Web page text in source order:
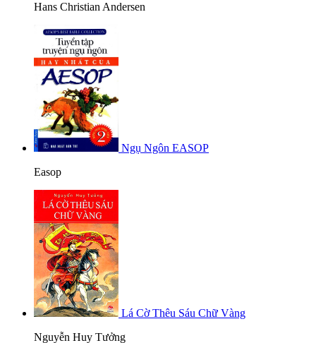
Hans Christian Andersen
Ngụ Ngôn EASOP
Easop
Lá Cờ Thêu Sáu Chữ Vàng
Nguyễn Huy Tưởng